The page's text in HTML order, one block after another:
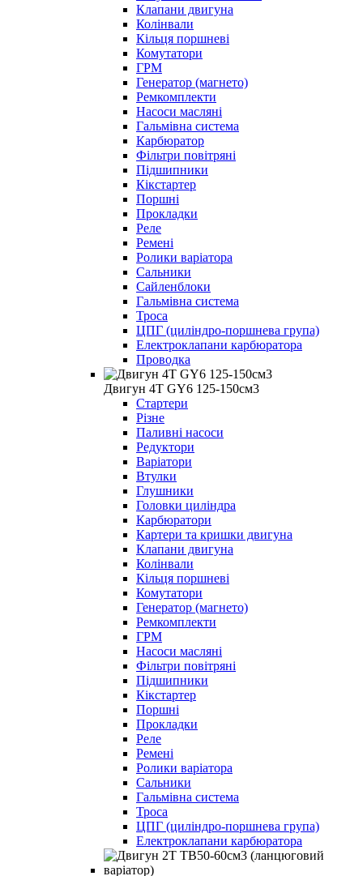
Клапани двигуна
Колінвали
Кільця поршневі
Комутатори
ГРМ
Генератор (магнето)
Ремкомплекти
Насоси масляні
Гальмівна система
Карбюратор
Фільтри повітряні
Підшипники
Кікстартер
Поршні
Прокладки
Реле
Ремені
Ролики варіатора
Сальники
Сайленблоки
Гальмівна система
Троса
ЦПГ (циліндро-поршнева група)
Електроклапани карбюратора
Проводка
Двигун 4Т GY6 125-150см3
Стартери
Різне
Паливні насоси
Редуктори
Варіатори
Втулки
Глушники
Головки циліндра
Карбюратори
Картери та кришки двигуна
Клапани двигуна
Колінвали
Кільця поршневі
Комутатори
Генератор (магнето)
Ремкомплекти
ГРМ
Насоси масляні
Фільтри повітряні
Підшипники
Кікстартер
Поршні
Прокладки
Реле
Ремені
Ролики варіатора
Сальники
Гальмівна система
Троса
ЦПГ (циліндро-поршнева група)
Електроклапани карбюратора